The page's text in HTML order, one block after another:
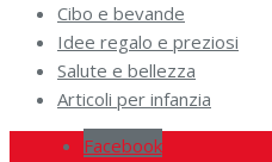
Cibo e bevande
Idee regalo e preziosi
Salute e bellezza
Articoli per infanzia
Facebook